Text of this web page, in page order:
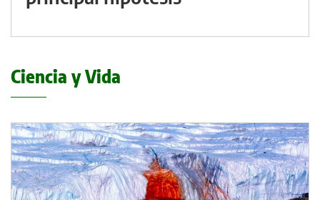
Ciencia y Vida